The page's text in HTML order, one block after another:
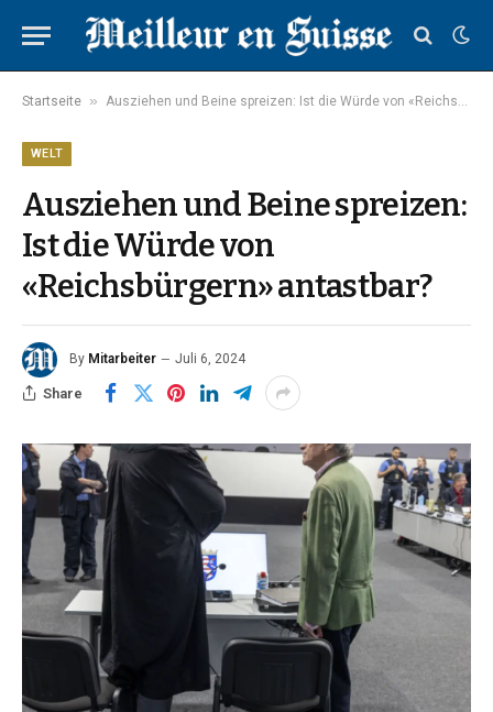
Startseite » Ausziehen und Beine spreizen: Ist die Würde von «Reichsbürgern» antastbar?
WELT
Ausziehen und Beine spreizen:
Ist die Würde von
«Reichsbürgern» antastbar?
By Mitarbeiter Juli 6, 2024
Share